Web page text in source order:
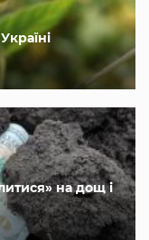
на дощ і